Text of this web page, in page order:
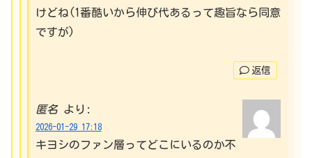
けどね(1番酷いから伸び代あるって趣旨なら同意
ですが)
返信
匿名 より:
2026-01-29 17:18
キヨシのファン層ってどこにいるのか不